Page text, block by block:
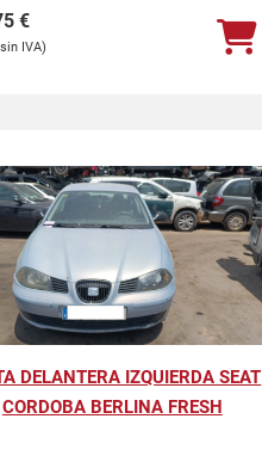
€
DELANTERA IZQUIERDA SEAT
CORDOBA BERLINA FRESH